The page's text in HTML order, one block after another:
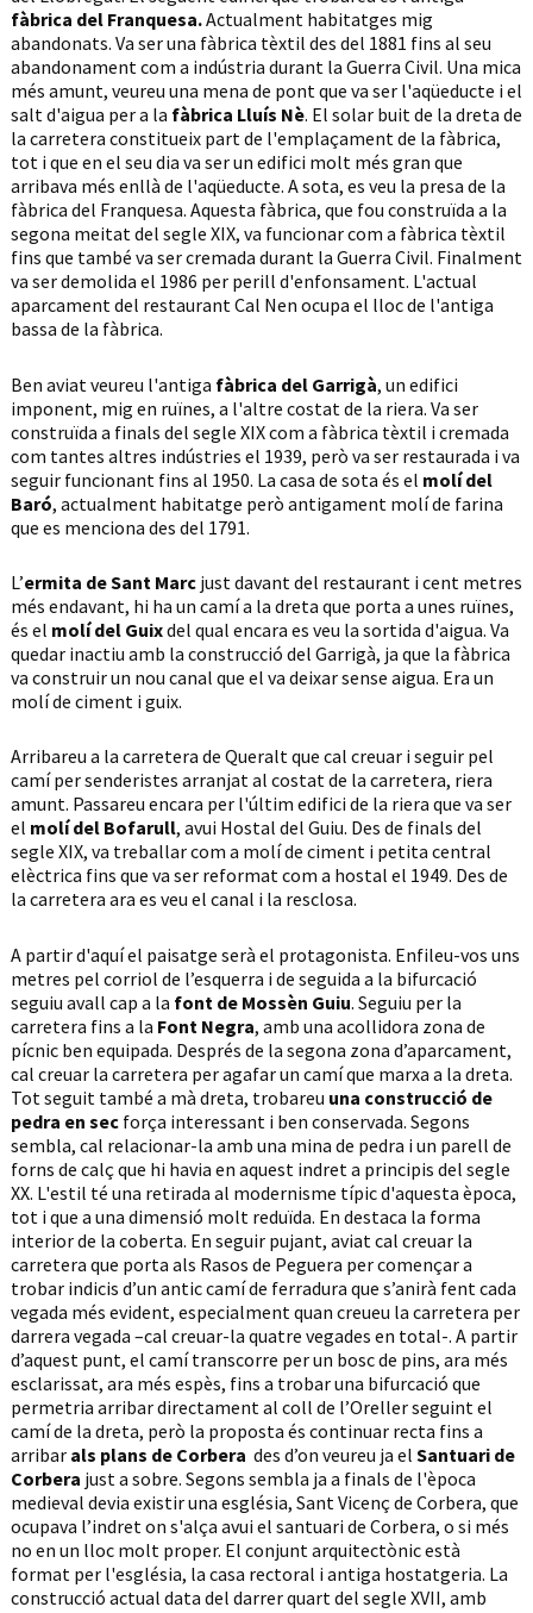
fàbrica del Franquesa.Actualment habitatges mig
abandonats. Va ser una fàbrica tèxtil des del 1881 fins al seu
abandonament com a indústria durant la Guerra Civil. Una mica
més amunt, veureu una mena de pont que va ser l'aqüeducte i el
salt d'aigua per a la fàbrica Lluís Nè. El solar buit de la dreta de
la carretera constitueix part de l'emplaçament de la fàbrica,
tot i que en el seu dia va ser un edifici molt més gran que
arribava més enllà de l'aqüeducte. A sota, es veu la presa de la
fàbrica del Franquesa. Aquesta fàbrica, que fou construïda a la
segona meitat del segle XIX, va funcionar com a fàbrica tèxtil
fins que també va ser cremada durant la Guerra Civil. Finalment
va ser demolida el 1986 per perill d'enfonsament. L'actual
aparcament del restaurant Cal Nen ocupa el lloc de l'antiga
bassa de la fàbrica.
Ben aviat veureu l'antiga fàbrica del Garrigà, un edifici
imponent, mig en ruïnes, a l'altre costat de la riera. Va ser
construïda a finals del segle XIX com a fàbrica tèxtil i cremada
com tantes altres indústries el 1939, però va ser restaurada i va
seguir funcionant fins al 1950. La casa de sota és el molí del
Baró, actualment habitatge però antigament molí de farina
que es menciona des del 1791.
L’ermita de Sant Marc just davant del restaurant i cent metres
més endavant, hi ha un camí a la dreta que porta a unes ruïnes,
és el molí del Guixdel qual encara es veu la sortida d'aigua. Va
quedar inactiu amb la construcció del Garrigà, ja que la fàbrica
va construir un nou canal que el va deixar sense aigua. Era un
molí de ciment i guix.
Arribareu a la carretera de Queralt que cal creuar i seguir pel
camí per senderistes arranjat al costat de la carretera, riera
amunt. Passareu encara per l'últim edifici de la riera que va ser
el molí del Bofarull, avui Hostal del Guiu. Des de finals del
segle XIX, va treballar com a molí de ciment i petita central
elèctrica fins que va ser reformat com a hostal el 1949. Des de
la carretera ara es veu el canal i la resclosa.
A partir d'aquí el paisatge serà el protagonista. Enfileu-vos uns
metres pel corriol de l’esquerra i de seguida a la bifurcació
seguiu avall cap a la font de Mossèn Guiu. Seguiu per la
carretera fins a la Font Negra, amb una acollidora zona de
pícnic ben equipada. Després de la segona zona d’aparcament,
cal creuar la carretera per agafar un camí que marxa a la dreta.
Tot seguit també a mà dreta, trobareu una construcció de
pedra en secforça interessant i ben conservada. Segons
sembla, cal relacionar-la amb una mina de pedra i un parell de
forns de calç que hi havia en aquest indret a principis del segle
XX. L'estil té una retirada al modernisme típic d'aquesta època,
tot i que a una dimensió molt reduïda. En destaca la forma
interior de la coberta. En seguir pujant, aviat cal creuar la
carretera que porta als Rasos de Peguera per començar a
trobar indicis d’un antic camí de ferradura que s’anirà fent cada
vegada més evident, especialment quan creueu la carretera per
darrera vegada –cal creuar-la quatre vegades en total-. A partir
d’aquest punt, el camí transcorre per un bosc de pins, ara més
esclarissat, ara més espès, fins a trobar una bifurcació que
permetria arribar directament al coll de l’Oreller seguint el
camí de la dreta, però la proposta és continuar recta fins a
arribar als plans de Corbera des d’on veureu ja el Santuari de
Corbera just a sobre. Segons sembla ja a finals de l'època
medieval devia existir una església, Sant Vicenç de Corbera, que
ocupava l’indret on s'alça avui el santuari de Corbera, o si més
no en un lloc molt proper. El conjunt arquitectònic està
format per l'església, la casa rectoral i antiga hostatgeria. La
construcció actual data del darrer quart del segle XVII, amb